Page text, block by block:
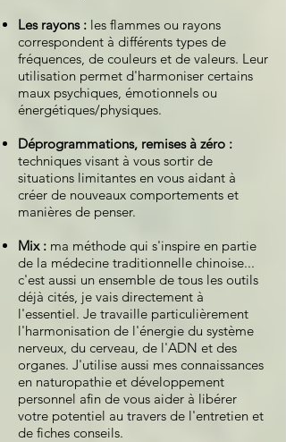
Les rayons : les flammes ou rayons
correspondent à différents types de
fréquences, de couleurs et de valeurs. Leur
utilisation permet d'harmoniser certains
maux psychiques, émotionnels ou
énergétiques/physiques.
Déprogrammations, remises à zéro :
techniques visant à vous sortir de
situations limitantes en vous aidant à
créer de nouveaux comportements et
manières de penser.
Mix : ma méthode qui s'inspire en partie
de la médecine traditionnelle chinoise...
c'est aussi un ensemble de tous les outils
déjà cités, je vais directement à
l'essentiel. Je travaille particulièrement
l'harmonisation de l'énergie du système
nerveux, du cerveau, de l'ADN et des
organes. J'utilise aussi mes connaissances
en naturopathie et développement
personnel afin de vous aider à libérer
votre potentiel au travers de l'entretien et
de fiches conseils.